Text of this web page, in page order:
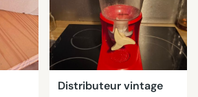
Distributeur vintage